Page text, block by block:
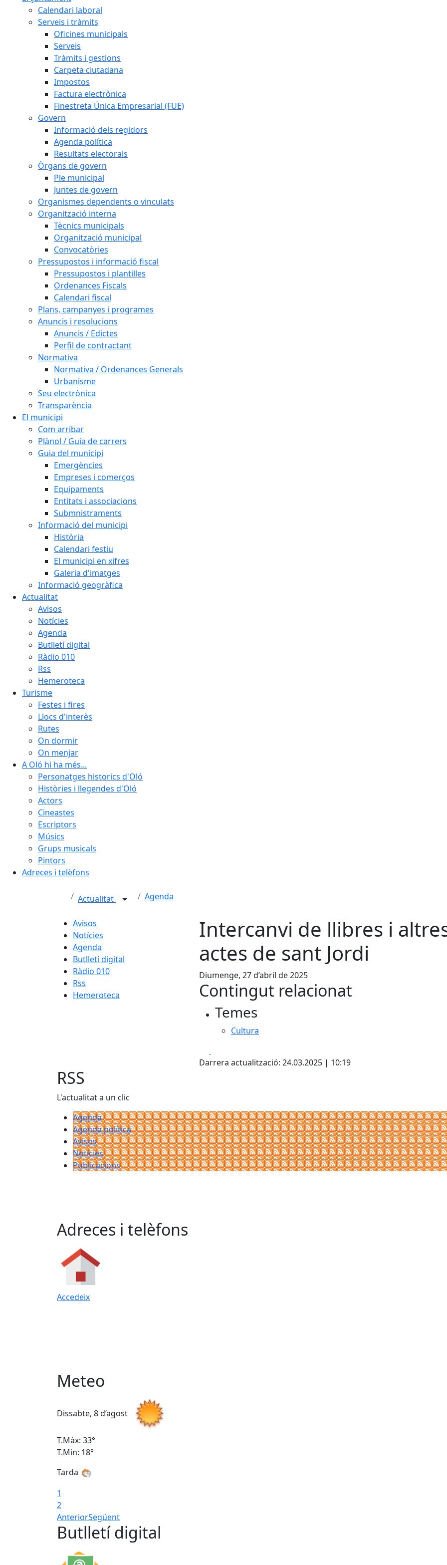
Calendari laboral
Serveis i tràmits
Oficines municipals
Serveis
Tràmits i gestions
Carpeta ciutadana
Impostos
Factura electrònica
Finestreta Única Empresarial (FUE)
Govern
Informació dels regidors
Agenda política
Resultats electorals
Òrgans de govern
Ple municipal
Juntes de govern
Organismes dependents o vinculats
Organització interna
Tècnics municipals
Organització municipal
Convocatòries
Pressupostos i informació fiscal
Pressupostos i plantilles
Ordenances Fiscals
Calendari fiscal
Plans, campanyes i programes
Anuncis i resolucions
Anuncis / Edictes
Perfil de contractant
Normativa
Normativa / Ordenances Generals
Urbanisme
Seu electrònica
Transparència
El municipi
Com arribar
Plànol / Guia de carrers
Guia del municipi
Emergències
Empreses i comerços
Equipaments
Entitats i associacions
Submnistraments
Informació del municipi
Història
Calendari festiu
El municipi en xifres
Galeria d'imatges
Informació geogràfica
Actualitat
Avisos
Notícies
Agenda
Butlletí digital
Ràdio 010
Rss
Hemeroteca
Turisme
Festes i fires
Llocs d'interès
Rutes
On dormir
On menjar
A Oló hi ha més...
Personatges historics d'Oló
Històries i llegendes d'Oló
Actors
Cineastes
Escriptors
Músics
Grups musicals
Pintors
Adreces i telèfons
Actualitat Agenda
Avisos
Notícies
Agenda
Butlletí digital
Ràdio 010
Rss
Hemeroteca
Intercanvi de llibres i
actes de sant Jordi
Diumenge, 27 d’abril de 2025
Contingut relacionat
Temes
Cultura
Darrera actualització: 24.03.2025 | 10:19
RSS
L'actualitat a un clic
Agenda
Agenda política
Avisos
Notícies
Publicacions
Adreces i telèfons
Accedeix
Meteo
Dissabte, 8 d’agost
T.Màx: 33°
T.Min: 18°
Tarda
1
2
AnteriorSegüent
Butlletí digital